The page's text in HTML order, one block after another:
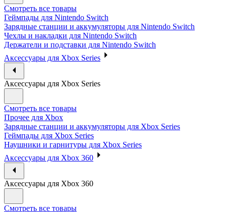
Смотреть все товары
Геймпады для Nintendo Switch
Зарядные станции и аккумуляторы для Nintendo Switch
Чехлы и накладки для Nintendo Switch
Держатели и подставки для Nintendo Switch
Аксессуары для Xbox Series
Аксессуары для Xbox Series
Смотреть все товары
Прочее для Xbox
Зарядные станции и аккумуляторы для Xbox Series
Геймпады для Xbox Series
Наушники и гарнитуры для Xbox Series
Аксессуары для Xbox 360
Аксессуары для Xbox 360
Смотреть все товары